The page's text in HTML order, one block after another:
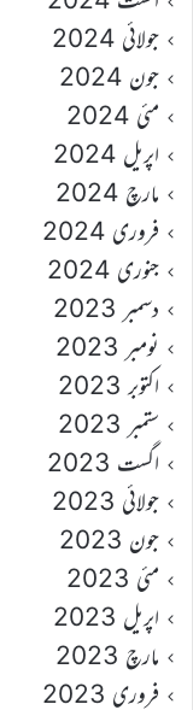
جولائی 2024
جون 2024
مئی 2024
اپریل 2024
مارچ 2024
فروری 2024
جنوری 2024
دسمبر 2023
نومبر 2023
اکتوبر 2023
ستمبر 2023
اگست 2023
جولائی 2023
جون 2023
مئی 2023
اپریل 2023
مارچ 2023
فروری 2023